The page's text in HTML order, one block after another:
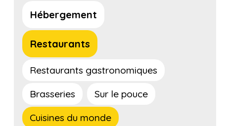
Hébergement
Restaurants
Restaurants gastronomiques
Brasseries
Sur le pouce
Cuisines du monde